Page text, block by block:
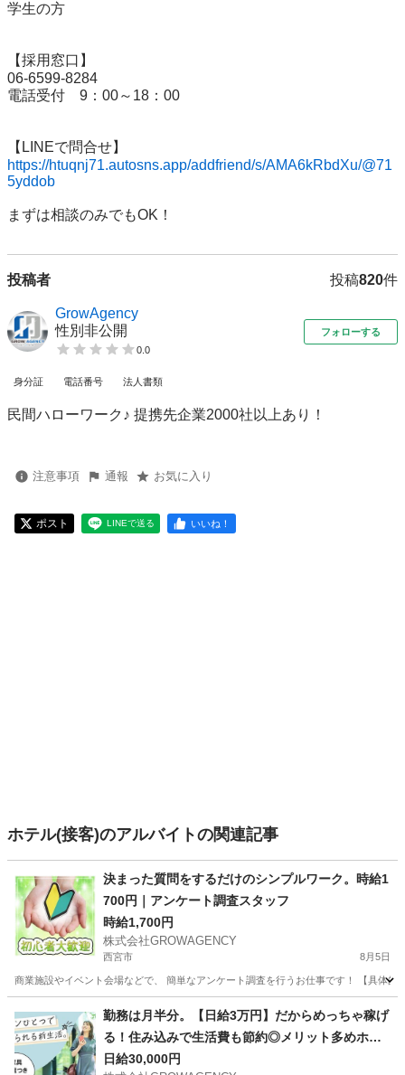
学生の方
【採用窓口】
06-6599-8284
電話受付　9：00～18：00
https://htuqnj71.autosns.app/addfriend/s/AMA6kRbdXu/@71
5yddob
まずは相談のみでもOK！
投稿者 投稿820件
GrowAgency
性別非公開
0.0
フォローする
身分証 電話番号 法人書類
民間ハローワーク♪ 提携先企業2000社以上あり！
注意事項 通報 お気に入り
ポスト LINEで送る いいね！
ホテル(接客)のアルバイトの関連記事
決まった質問をするだけのシンプルワーク。時給1
700円｜アンケート調査スタッフ
時給1,700円
株式会社GROWAGENCY
西宮市 8月5日
商業施設やイベント会場などで、 簡単なアンケート調査を行うお仕事です！ 【具体
その他 時給
勤務は月半分。【日給3万円】だからめっちゃ稼げ
る！住み込みで生活費も節約◎メリット多めホテ
ルワーク
日給30,000円